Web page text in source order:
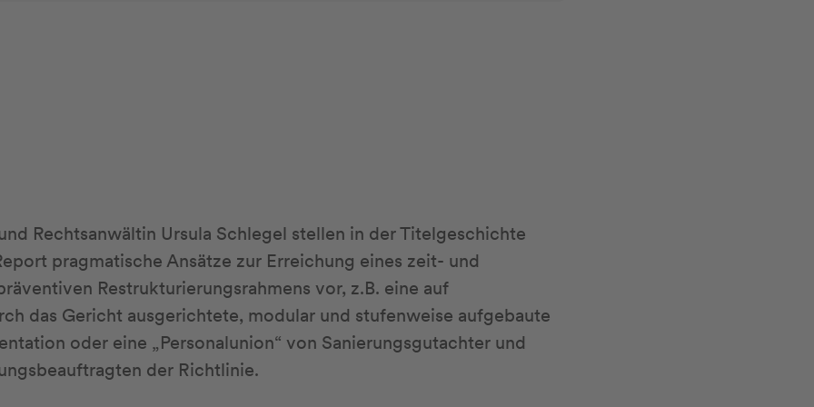
Rechtsanwältin Ursula Schlegel stellen in der Titelgeschichte
pragmatische Ansätze zur Erreichung eines zeit- und
Restrukturierungsrahmens vor, z.B. eine auf
das Gericht ausgerichtete, modular und stufenweise aufgebaute
oder eine „Personalunion“ von Sanierungsgutachter und
der Richtlinie.